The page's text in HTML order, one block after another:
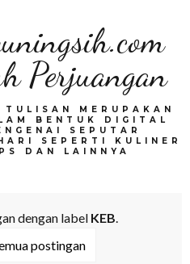
Perjuangan
MERUPAKAN
BENTUK DIGITAL
SEPUTAR
SEPERTI KULINER
DAN LAINNYA
dengan label KEB.
postingan